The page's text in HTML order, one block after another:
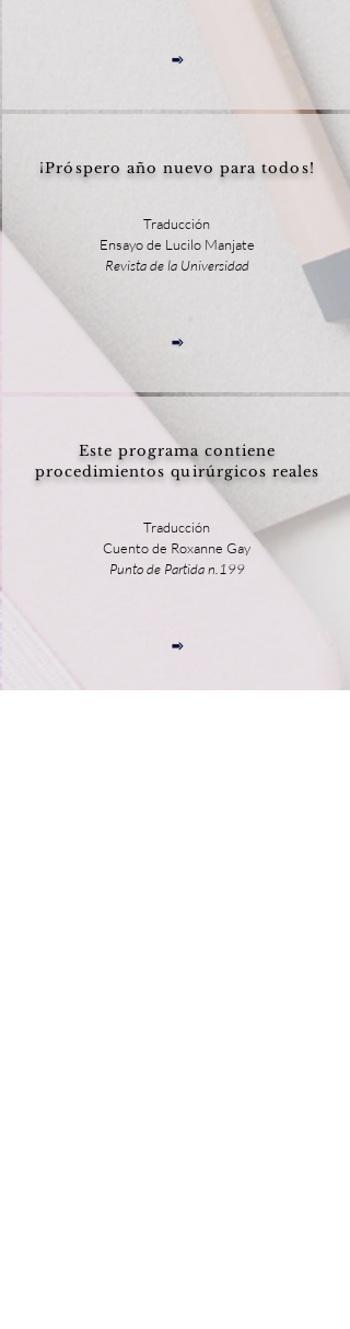
¡Próspero año nuevo para todos!
Traducción
Ensayo de Lucilo Manjate
Revista de la Universidad
Este programa contiene
procedimientos quirúrgicos reales
Traducción
Cuento de Roxanne Gay
Punto de Partida n.199